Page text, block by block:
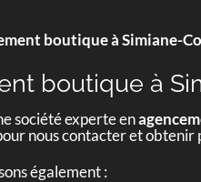
boutique à Simiane-
boutique à
société experte en
nous contacter et obtenir
également :